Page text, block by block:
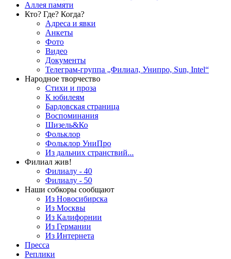
Аллея памяти
Кто? Где? Когда?
Адреса и явки
Анкеты
Фото
Видео
Документы
Телеграм-группа „Филиал, Унипро, Sun, Intel“
Народное творчество
Стихи и проза
К юбилеям
Бардовская страница
Воспоминания
Шизель&Ко
Фольклор
Фольклор УниПро
Из дальних странствий...
Филиал жив!
Филиалу - 40
Филиалу - 50
Наши собкоры сообщают
Из Новосибирска
Из Москвы
Из Калифорнии
Из Германии
Из Интернета
Пресса
Реплики